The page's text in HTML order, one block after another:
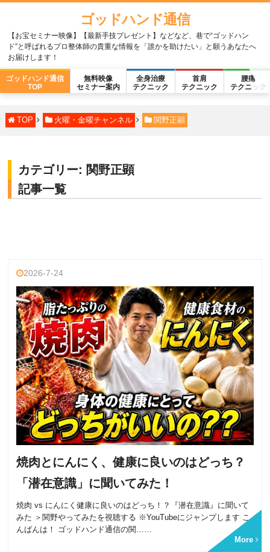
ゴッドハンド通信
【お宝セミナー映像】【最新手技プレゼント】などなど、巷で“ゴッドハン
ド”と呼ばれるプロ整体師の貴重な情報を「誰かを助けたい」と願うあなたへ
お届けします！
ゴッドハンド通信
TOP
無料映像
セミナー案内
全身治療
テクニック
首肩
テクニック
腰痛
テクニック
TOP 火曜・金曜チャンネル 関野正顕
カテゴリー: 関野正顕
記事一覧
2026-7-24
焼肉とにんにく、健康に良いのはどっち？
「潜在意識」に聞いてみた！
焼肉 vs にんにく健康に良いのはどっち！？『潜在意識』に聞いて
みた ＞関野やってみたを視聴する ※YouTubeにジャンプします こ
んばんは！ ゴッドハンド通信の関……
More